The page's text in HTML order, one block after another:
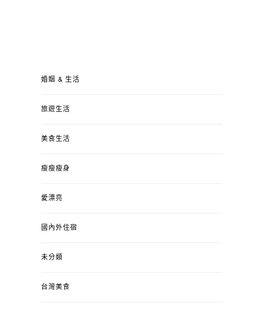
婚姻 & 生活
旅遊生活
美食生活
瘦瘦瘦身
愛漂亮
國內外住宿
未分類
台灣美食